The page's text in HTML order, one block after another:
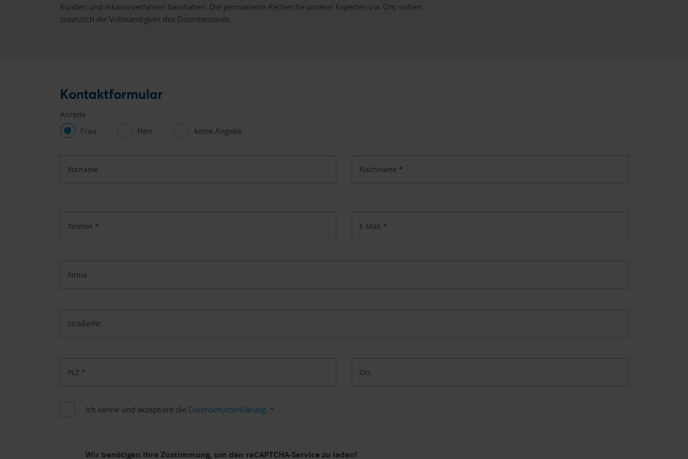
Kunden und Inkassoverfahren beinhalten. Die permanente Recherche unserer Experten vor Ort, sichert
zusätzlich die Vollständigkeit des Datenbestands.
Kontaktformular
Anrede
Frau
Herr keine Angabe
Vorname Nachname *
Telefon * E-Mail *
Firma
Straße/Nr.
PLZ * Ort
Ich kenne und akzeptiere die Datenschutzerklärung. *
Wir benötigen Ihre Zustimmung, um den reCAPTCHA-Service zu laden!